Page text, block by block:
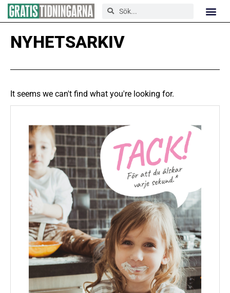
NYHETSARKIV
It seems we can't find what you're looking for.